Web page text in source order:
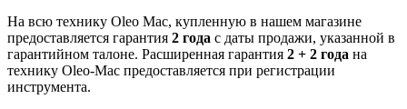
На всю технику Oleo Mac, купленную в нашем магазине
предоставляется гарантия 2 года с даты продажи, указанной в
гарантийном талоне. Расширенная гарантия 2 + 2 года на
технику Oleo-Mac предоставляется при регистрации
инструмента.